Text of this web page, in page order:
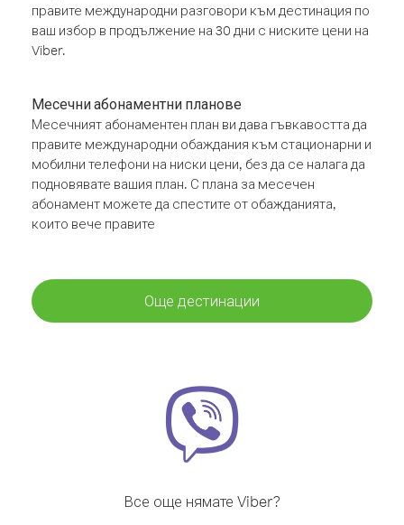
правите международни разговори към дестинация по
ваш избор в продължение на 30 дни с ниските цени на
Viber.
Месечни абонаментни планове
Месечният абонаментен план ви дава гъвкавостта да
правите международни обаждания към стационарни и
мобилни телефони на ниски цени, без да се налага да
подновявате вашия план. С плана за месечен
абонамент можете да спестите от обажданията,
които вече правите
Още дестинации
Все още нямате Viber?